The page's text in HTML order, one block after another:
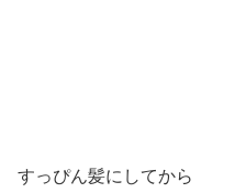
すっぴん髪にしてから